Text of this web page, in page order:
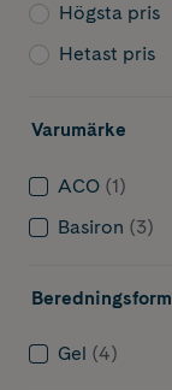
Högsta pris
Hetast pris
Varumärke
ACO (1)
Basiron (3)
Beredningsform
Gel (4)